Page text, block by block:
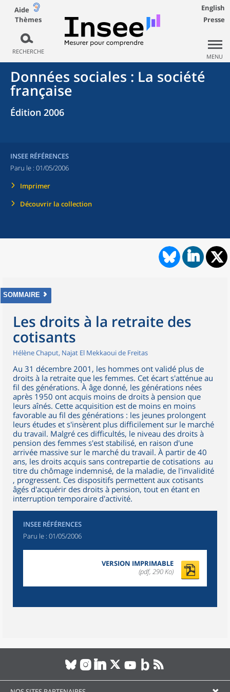
Aide
Thèmes
RECHERCHE
English
Presse
MENU
Données sociales : La société
française
Édition 2006
INSEE RÉFÉRENCES
Paru le : 01/05/2006
Imprimer
Découvrir la collection
SOMMAIRE
Les droits à la retraite des
cotisants
Hélène Chaput, Najat El Mekkaoui de Freitas
Au 31 décembre 2001, les hommes ont validé plus de
droits à la retraite que les femmes. Cet écart s'atténue au
fil des générations. À âge donné, les générations nées
après 1950 ont acquis moins de droits à pension que
leurs aînés. Cette acquisition est de moins en moins
favorable au fil des générations : les jeunes prolongent
leurs études et s'insèrent plus difficilement sur le marché
du travail. Malgré ces difficultés, le niveau des droits à
pension des femmes s'est stabilisé, en raison d'une
arrivée massive sur le marché du travail. À partir de 40
ans, les droits acquis sans contrepartie de cotisations ­ au
titre du chômage indemnisé, de la maladie, de l'invalidité
­, progressent. Ces dispositifs permettent aux cotisants
âgés d'acquérir des droits à pension, tout en étant en
interruption temporaire d'activité.
INSEE RÉFÉRENCES
Paru le : 01/05/2006
VERSION IMPRIMABLE
(pdf, 290 Ko)